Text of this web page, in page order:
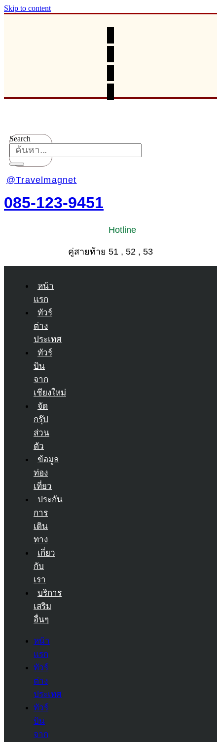
Skip to content
Search
@Travelmagnet
085-123-9451
Hotline
คู่สายท้าย 51 , 52 , 53
หน้า
แรก
ทัวร์
ต่าง
ประเทศ
ทัวร์
บิน
จาก
เชียงใหม่
จัด
กรุ๊ป
ส่วน
ตัว
ข้อมูล
ท่อง
เที่ยว
ประกัน
การ
เดิน
ทาง
เกี่ยว
กับ
เรา
บริการ
เสริม
อื่นๆ
หน้า
แรก
ทัวร์
ต่าง
ประเทศ
ทัวร์
บิน
จาก